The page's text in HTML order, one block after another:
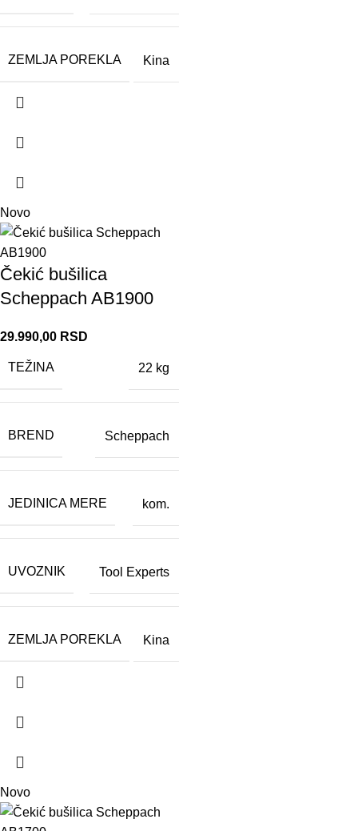
ZEMLJA POREKLA Kina
Novo
Čekić bušilica
Scheppach AB1900
29.990,00 RSD
TEŽINA 22 kg
BREND Scheppach
JEDINICA MERE kom.
UVOZNIK Tool Experts
ZEMLJA POREKLA Kina
Novo